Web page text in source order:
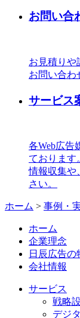
お問い合
お見積りや
お問い合わ
サービス
各Web広告
ております
情報収集や
さい。
ホーム > 事例・
ホーム
企業理念
日辰広告の
会社情報
サービス
戦略
デジ